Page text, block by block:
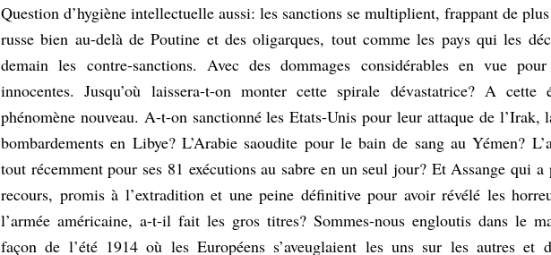
Question d’hygiène intellectuelle aussi: les sanctions se multiplient, frappant de
russe bien au-delà de Poutine et des oligarques, tout comme les pays qui les
demain les contre-sanctions. Avec des dommages considérables en vue
innocentes. Jusqu’où laissera-t-on monter cette spirale dévastatrice? A cette
phénomène nouveau. A-t-on sanctionné les Etats-Unis pour leur attaque de l’Irak,
bombardements en Libye? L’Arabie saoudite pour le bain de sang au Yémen?
tout récemment pour ses 81 exécutions au sabre en un seul jour? Et Assange qui a
recours, promis à l’extradition et une peine définitive pour avoir révélé les
l’armée américaine, a-t-il fait les gros titres? Sommes-nous engloutis dans le
façon de l’été 1914 où les Européens s’aveuglaient les uns sur les autres et